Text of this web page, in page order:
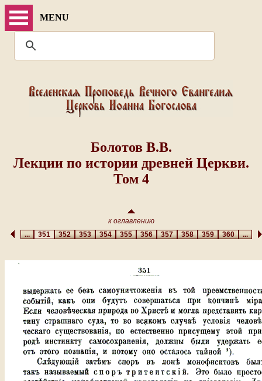
MENU
Болотов В.В.
Лекции по истории древней Церкви.
Том 4
к оглавлению
... 351 352353354355356357358359360...